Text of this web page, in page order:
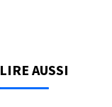
LIRE AUSSI